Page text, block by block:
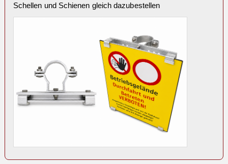
Schellen und Schienen gleich dazubestellen